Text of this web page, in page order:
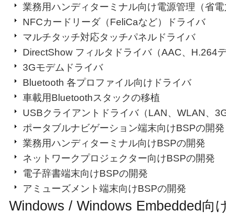
業務用ハンディターミナル向け電源管理（省
NFCカードリーダ（FeliCaなど）ドライバ
マルチタッチ対応タッチパネルドライバ
DirectShow フィルタドライバ（AAC、H.264
3Gモデムドライバ
Bluetooth 各プロファイル向けドライバ
車載用Bluetoothスタックの移植
USBクライアントドライバ（LAN、WLAN、
ポータブルナビゲーション端末向けBSPの開発
業務用ハンディターミナル向けBSPの開発
ネットワークプロジェクター向けBSPの開発
電子辞書端末向けBSPの開発
アミューズメント端末向けBSPの開発
Windows / Windows Embedded向